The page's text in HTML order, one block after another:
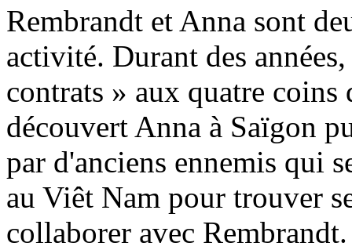
Rembrandt et Anna sont
activité. Durant des
contrats » aux quatre
découvert Anna à Saïgon
par d'anciens ennemis qui
au Viêt Nam pour trouver
collaborer avec Rembrandt.